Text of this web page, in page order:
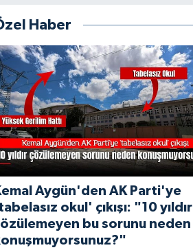
Haber
Aygün'den AK Parti'ye
okul' çıkışı: "10 yıldır
bu sorunu neden